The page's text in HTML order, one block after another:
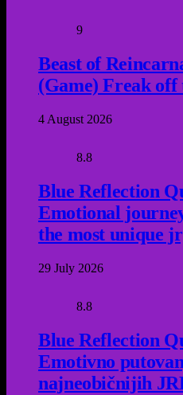
9
Beast of
(Game) Freak off
4 August 2026
8.8
Blue Reflection
Emotional
the most unique
29 July 2026
8.8
Blue Reflection
Emotivno
najneobičnijih